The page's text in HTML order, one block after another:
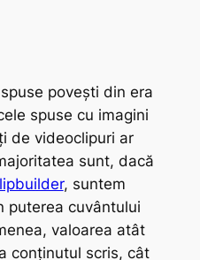
povești din era
spuse cu imagini
de videoclipuri ar
sunt, dacă
, suntem
puterea cuvântului
valoarea atât
conținutul scris, cât